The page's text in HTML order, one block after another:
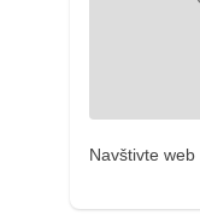
Navštivte web